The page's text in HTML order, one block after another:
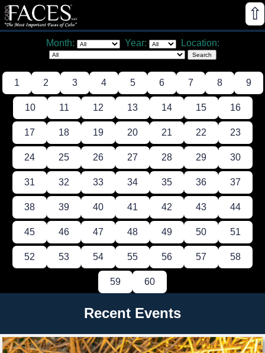
⇧
Month: Year: Location:
1 2 3 4 5 6 7 8 9
10 11 12 13 14 15 16
17 18 19 20 21 22 23
24 25 26 27 28 29 30
31 32 33 34 35 36 37
38 39 40 41 42 43 44
45 46 47 48 49 50 51
52 53 54 55 56 57 58
59 60
Recent Events